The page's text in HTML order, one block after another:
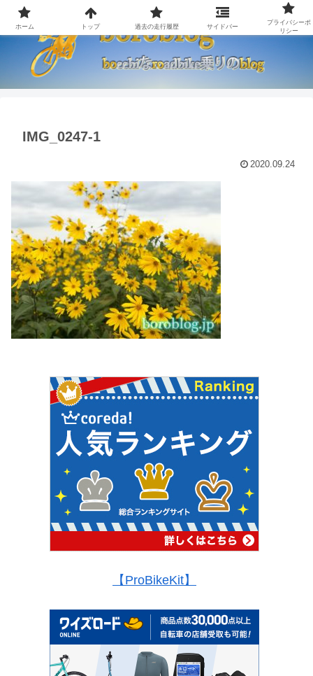
IMG_0247-1
2020.09.24
【ProBikeKit】
ホーム トップ 過去の走行履歴 サイドバー
プライバシーポ
リシー